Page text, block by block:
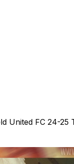
United FC 24-25